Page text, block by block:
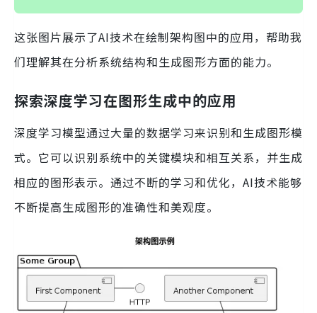
这张图片展示了AI技术在绘制架构图中的应用，帮助我
们理解其在分析系统结构和生成图形方面的能力。
探索深度学习在图形生成中的应用
深度学习模型通过大量的数据学习来识别和生成图形模
式。它可以识别系统中的关键模块和相互关系，并生成
相应的图形表示。通过不断的学习和优化，AI技术能够
不断提高生成图形的准确性和美观度。